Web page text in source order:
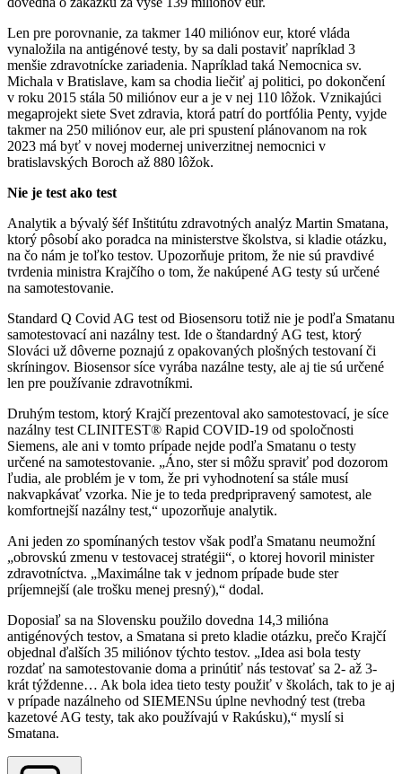
Len pre porovnanie, za takmer 140 miliónov eur, ktoré vláda
vynaložila na antigénové testy, by sa dali postaviť napríklad 3
menšie zdravotnícke zariadenia. Napríklad taká Nemocnica sv.
Michala v Bratislave, kam sa chodia liečiť aj politici, po dokončení
v roku 2015 stála 50 miliónov eur a je v nej 110 lôžok. Vznikajúci
megaprojekt siete Svet zdravia, ktorá patrí do portfólia Penty, vyjde
takmer na 250 miliónov eur, ale pri spustení plánovanom na rok
2023 má byť v novej modernej univerzitnej nemocnici v
bratislavských Boroch až 880 lôžok.
Nie je test ako test
Analytik a bývalý šéf Inštitútu zdravotných analýz Martin Smatana,
ktorý pôsobí ako poradca na ministerstve školstva, si kladie otázku,
na čo nám je toľko testov. Upozorňuje pritom, že nie sú pravdivé
tvrdenia ministra Krajčího o tom, že nakúpené AG testy sú určené
na samotestovanie.
Standard Q Covid AG test od Biosensoru totiž nie je podľa Smatanu
samotestovací ani nazálny test. Ide o štandardný AG test, ktorý
Slováci už dôverne poznajú z opakovaných plošných testovaní či
skríningov. Biosensor síce vyrába nazálne testy, ale aj tie sú určené
len pre používanie zdravotníkmi.
Druhým testom, ktorý Krajčí prezentoval ako samotestovací, je síce
nazálny test CLINITEST® Rapid COVID-19 od spoločnosti
Siemens, ale ani v tomto prípade nejde podľa Smatanu o testy
určené na samotestovanie. „Áno, ster si môžu spraviť pod dozorom
ľudia, ale problém je v tom, že pri vyhodnotení sa stále musí
nakvapkávať vzorka. Nie je to teda predpripravený samotest, ale
komfortnejší nazálny test,“ upozorňuje analytik.
Ani jeden zo spomínaných testov však podľa Smatanu neumožní
„obrovskú zmenu v testovacej stratégii“, o ktorej hovoril minister
zdravotníctva. „Maximálne tak v jednom prípade bude ster
príjemnejší (ale trošku menej presný),“ dodal.
Doposiaľ sa na Slovensku použilo dovedna 14,3 milióna
antigénových testov, a Smatana si preto kladie otázku, prečo Krajčí
objednal ďalších 35 miliónov týchto testov. „Idea asi bola testy
rozdať na samotestovanie doma a prinútiť nás testovať sa 2- až 3-
krát týždenne… Ak bola idea tieto testy použiť v školách, tak to je aj
v prípade nazálneho od SIEMENSu úplne nevhodný test (treba
kazetové AG testy, tak ako používajú v Rakúsku),“ myslí si
Smatana.